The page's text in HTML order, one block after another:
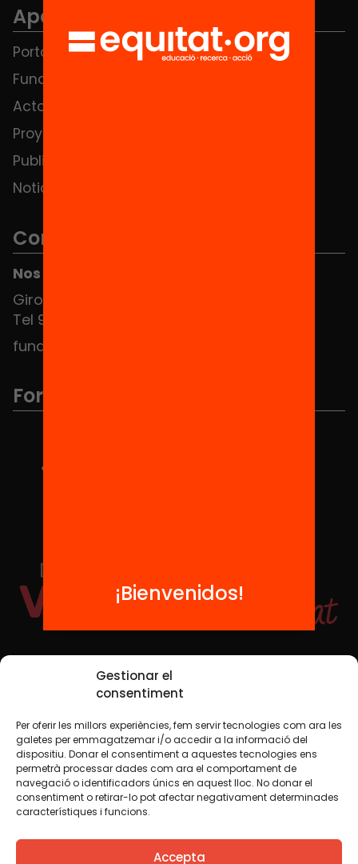
Gestionar el
consentiment
Per oferir les millors experiències, fem servir tecnologies com ara les
galetes per emmagatzemar i/o accedir a la informació del
dispositiu. Donar el consentiment a aquestes tecnologies ens
permetrà processar dades com ara el comportament de
navegació o identificadors únics en aquest lloc. No donar el
consentiment o retirar-lo pot afectar negativament determinades
característiques i funcions.
Accepta
Apartados
Portada
Fundación
Actos
Proyectos
Publicaciones y vídeos
Noticias
FAQS
Contacto
Nos puedes encontrar en el HUB Social
Girona 34, interior 08010 Barcelona
Tel 934 588 700
fundacio@equitat.org
Formamos parte de...
Redes sociales
TWT YTB IG FB IN
Aviso legalPolítica de cookies
Creemos que el conocimiento debe compartirse. Por eso
utilizamos una licencia Creative Commons, salvo que en
¡Bienvenidos!